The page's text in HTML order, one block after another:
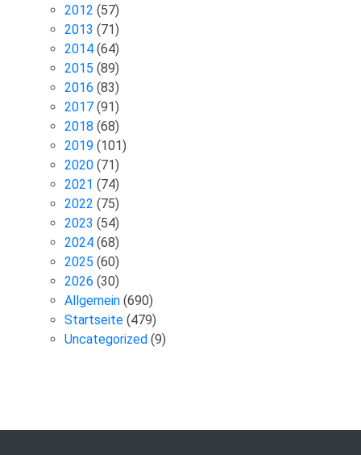
2012 (57)
2013 (71)
2014 (64)
2015 (89)
2016 (83)
2017 (91)
2018 (68)
2019 (101)
2020 (71)
2021 (74)
2022 (75)
2023 (54)
2024 (68)
2025 (60)
2026 (30)
Allgemein (690)
Startseite (479)
Uncategorized (9)